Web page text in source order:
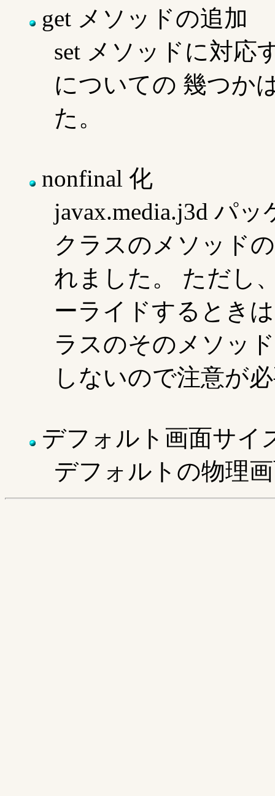
get メソッドの追加
set メソッドに対応
についての 幾つか
た。
nonfinal 化
javax.media.j3d パ
クラスのメソッド
れました。 ただし
ーライドするとき
ラスのそのメソッ
しないので注意が
デフォルト画面サイ
デフォルトの物理